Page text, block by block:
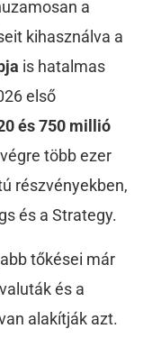
a
kihasználva a
is hatalmas
első
és 750 millió
több ezer
részvényekben,
és a Strategy.
tőkései már
és a
alakítják azt.